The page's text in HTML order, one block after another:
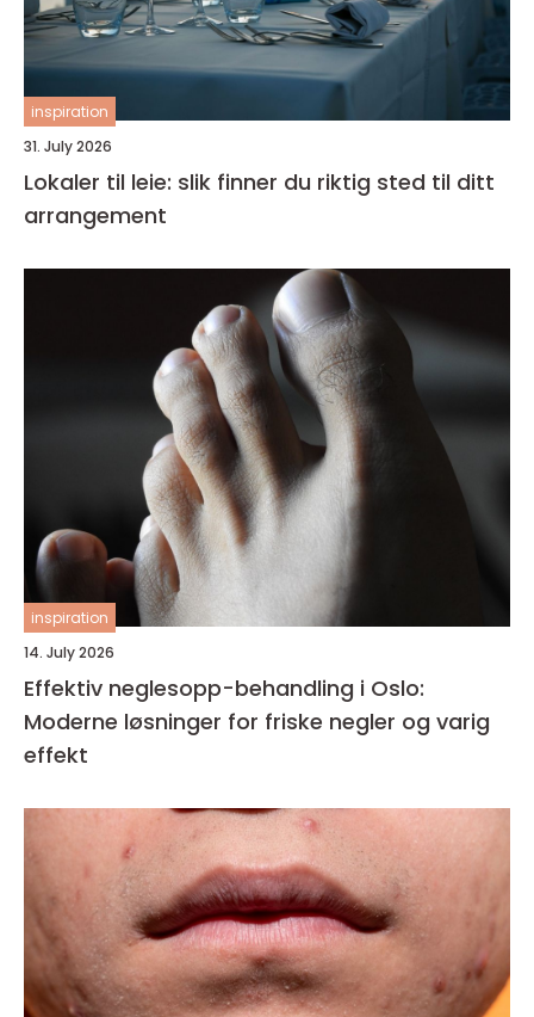
inspiration
31. July 2026
Lokaler til leie: slik finner du riktig sted til ditt
arrangement
inspiration
14. July 2026
Effektiv neglesopp-behandling i Oslo:
Moderne løsninger for friske negler og varig
effekt